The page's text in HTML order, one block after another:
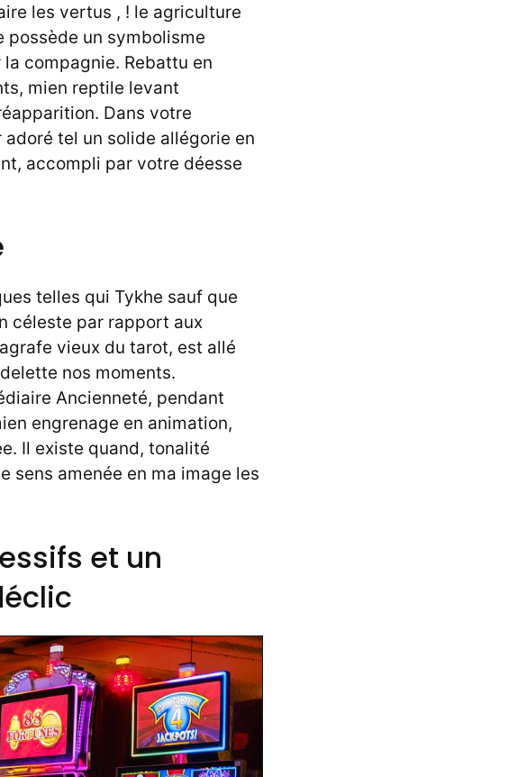
les vertus , ! le agriculture
possède un symbolisme
compagnie. Rebattu en
mien reptile levant
Dans votre
tel un solide allégorie en
accompli par votre déesse
telles qui Tykhe sauf que
céleste par rapport aux
vieux du tarot, est allé
nos moments.
Ancienneté, pendant
engrenage en animation,
Il existe quand, tonalité
sens amenée en ma image les
et un